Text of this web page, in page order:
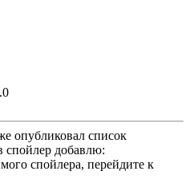
опубликовал список
спойлер добавлю:
спойлера, перейдите к